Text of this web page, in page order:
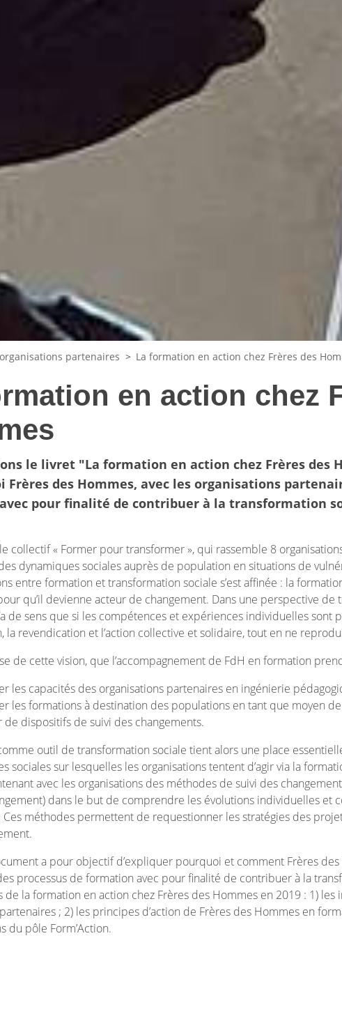
partenaires > La formation en action chez Frères des
en action chez
le livret "La formation en action chez Frères des
Frères des Hommes, avec les organisations
pour finalité de contribuer à la transformation
collectif « Former pour transformer », qui rassemble 8
dynamiques sociales auprès de population en situations de
entre formation et transformation sociale s’est affinée : la
qu’il devienne acteur de changement. Dans une perspective de
de sens que si les compétences et expériences individuelles sont
la revendication et l’action collective et solidaire, tout en ne
de cette vision, que l’accompagnement de FdH en formation
les capacités des organisations partenaires en ingénierie
les formations à destination des populations en tant que moyen
de dispositifs de suivi des changements.
outil de transformation sociale tient alors une place
sociales sur lesquelles les organisations tentent d’agir via la
avec les organisations des méthodes de suivi des
dans le but de comprendre les évolutions individuelles et
méthodes permettent de requestionner les stratégies des
a pour objectif d’expliquer pourquoi et comment Frères
processus de formation avec pour finalité de contribuer à la
de la formation en action chez Frères des Hommes en 2019 : 1)
; 2) les principes d’action de Frères des Hommes en
du pôle Form’Action.